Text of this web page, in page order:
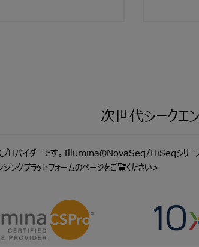
次世代シークエン
ロバイダーです。IlluminaのNovaSeq/HiSeqシ
ングプラットフォームのページをご覧ください>